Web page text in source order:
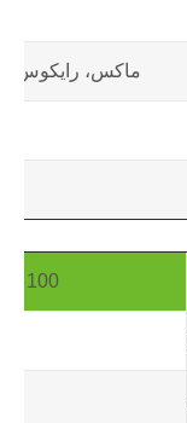
ماكس، رايكوس،
100 ، 200 ، 300 ، 500 ، 1000